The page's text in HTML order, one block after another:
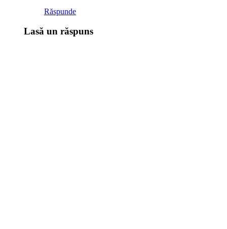
Răspunde
Lasă un răspuns